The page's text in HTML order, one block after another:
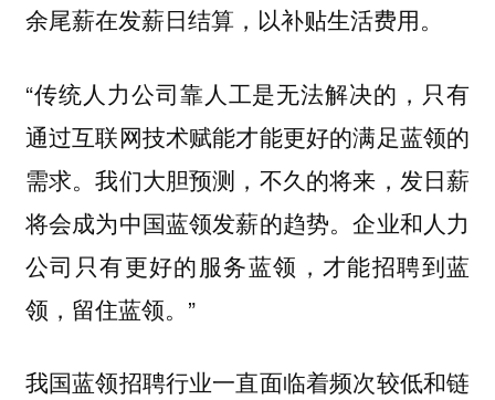
余尾薪在发薪日结算，以补贴生活费用。
“传统人力公司靠人工是无法解决的，只有
通过互联网技术赋能才能更好的满足蓝领的
需求。我们大胆预测，不久的将来，发日薪
将会成为中国蓝领发薪的趋势。企业和人力
公司只有更好的服务蓝领，才能招聘到蓝
领，留住蓝领。”
我国蓝领招聘行业一直面临着频次较低和链